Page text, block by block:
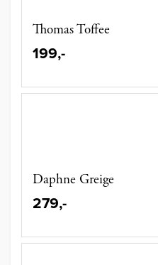
Thomas Toffee
199,-
Daphne Greige
279,-